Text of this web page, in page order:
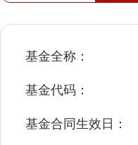
基金全称：
基金代码：
基金合同生效日：